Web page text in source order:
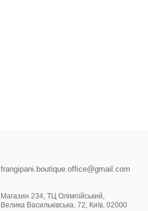
frangipani.boutique.office@gmail.com
Магазин 234, ТЦ Олімпійський,
Велика Васильківська, 72, Київ, 02000